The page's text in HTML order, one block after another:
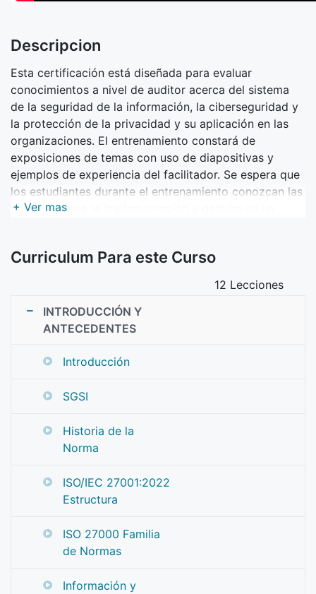
+ Ver mas
Descripcion
Esta certificación está diseñada para evaluar
conocimientos a nivel de auditor acerca del sistema
de la seguridad de la información, la ciberseguridad y
la protección de la privacidad y su aplicación en las
organizaciones. El entrenamiento constará de
exposiciones de temas con uso de diapositivas y
ejemplos de experiencia del facilitador. Se espera que
los estudiantes durante el entrenamiento conozcan las
prácticas para la implementación y gestión de un
traducción oficial de cada país.
Curriculum Para este Curso
12 Lecciones
INTRODUCCIÓN Y
ANTECEDENTES
Introducción
SGSI
Historia de la
Norma
ISO/IEC 27001:2022
Estructura
ISO 27000 Familia
de Normas
Información y